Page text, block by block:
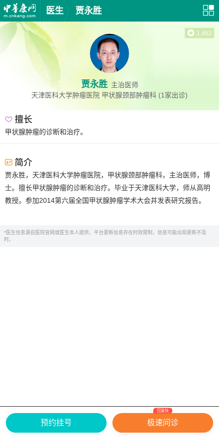
医生 贾永胜
贾永胜 主治医师
天津医科大学肿瘤医院 甲状腺颈部肿瘤科 (1家出诊)
1,462
擅长
甲状腺肿瘤的诊断和治疗。
简介
贾永胜，天津医科大学肿瘤医院，甲状腺颈部肿瘤科，主治医师，博
士。擅长甲状腺肿瘤的诊断和治疗。毕业于天津医科大学，师从高明
教授。参加2014第六届全国甲状腺肿瘤学术大会并发表研究报告。
*医生信息源自医院官网或医生本人提供，平台更新信息存在时效限制，信息可能出现更新不及
时。
网上有害信息举报专区
关于我们
Copyright ©
2026 中华康网 版权所有
预约挂号 极速问诊
回复快